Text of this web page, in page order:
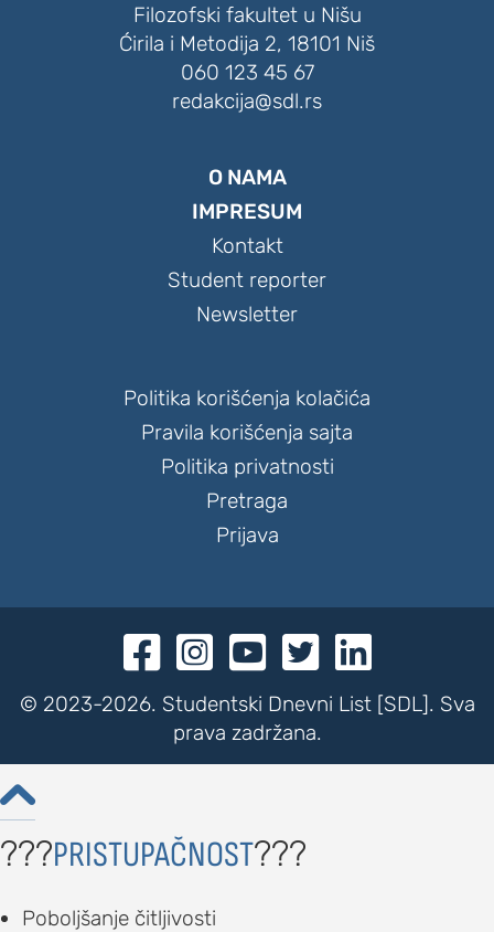
Filozofski fakultet u Nišu
Ćirila i Metodija 2, 18101 Niš
060 123 45 67
redakcija@sdl.rs
O NAMA
IMPRESUM
Kontakt
Student reporter
Newsletter
Politika korišćenja kolačića
Pravila korišćenja sajta
Politika privatnosti
Pretraga
Prijava
    
© 2023-2026. Studentski Dnevni List [SDL]. Sva
prava zadržana.

???PRISTUPAČNOST???
Poboljšanje čitljivosti